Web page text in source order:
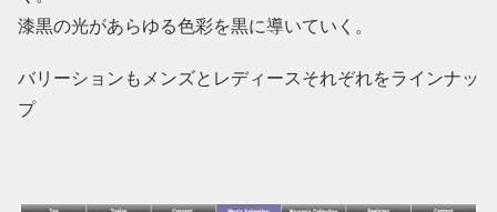
漆黒の光があらゆる色彩を黒に導いていく。
バリーションもメンズとレディースそれぞれをラインナッ
プ